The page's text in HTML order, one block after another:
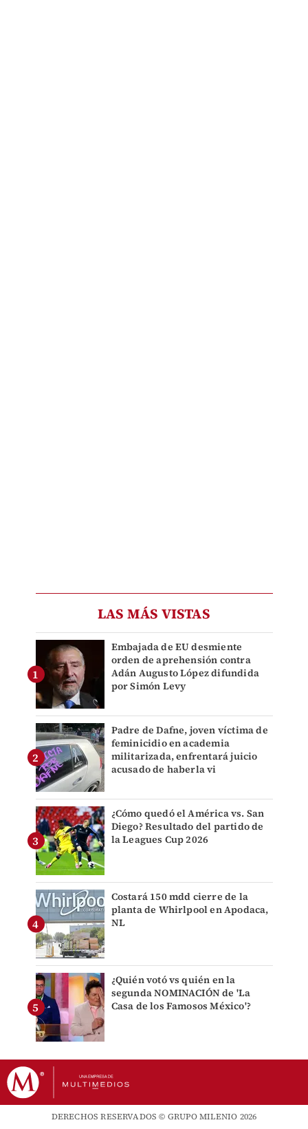
LAS MÁS VISTAS
Embajada de EU desmiente
orden de aprehensión contra
Adán Augusto López difundida
por Simón Levy
Padre de Dafne, joven víctima de
feminicidio en academia
militarizada, enfrentará juicio
acusado de haberla vi
¿Cómo quedó el América vs. San
Diego? Resultado del partido de
la Leagues Cup 2026
Costará 150 mdd cierre de la
planta de Whirlpool en Apodaca,
NL
¿Quién votó vs quién en la
segunda NOMINACIÓN de 'La
Casa de los Famosos México'?
DERECHOS RESERVADOS © GRUPO MILENIO 2026